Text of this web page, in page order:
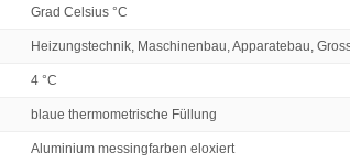
Grad Celsius °C
Heizungstechnik, Maschinenbau, Apparatebau,
4 °C
blaue thermometrische Füllung
Aluminium messingfarben eloxiert